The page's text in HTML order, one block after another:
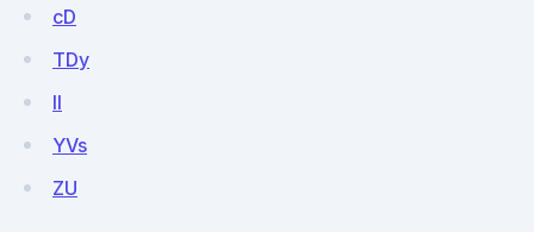
cD
TDy
II
YVs
ZU